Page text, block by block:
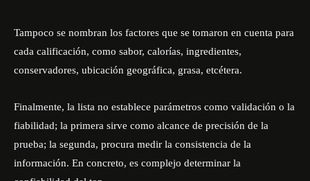
Tampoco se nombran los factores que se tomaron en cuenta para
cada calificación, como sabor, calorías, ingredientes,
conservadores, ubicación geográfica, grasa, etcétera.
Finalmente, la lista no establece parámetros como validación o la
fiabilidad; la primera sirve como alcance de precisión de la
prueba; la segunda, procura medir la consistencia de la
información. En concreto, es complejo determinar la